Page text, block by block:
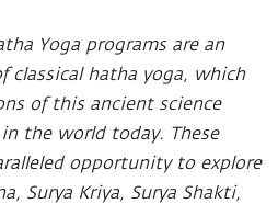
Yoga programs are an
classical hatha yoga, which
of this ancient science
the world today. These
opportunity to explore
Surya Kriya, Surya Shakti,